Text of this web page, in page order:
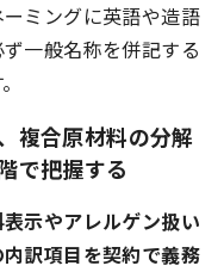
ミングに英語や造語
一般名称を併記する
複合原材料の分解
で把握する
示やアレルゲン扱い
訳項目を契約で義務